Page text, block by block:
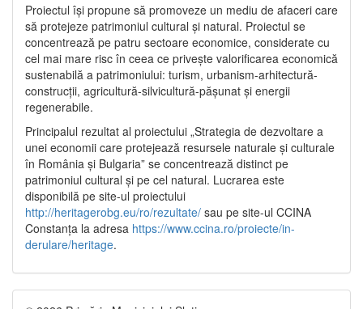
Proiectul își propune să promoveze un mediu de afaceri care
să protejeze patrimoniul cultural și natural. Proiectul se
concentrează pe patru sectoare economice, considerate cu
cel mai mare risc în ceea ce privește valorificarea economică
sustenabilă a patrimoniului: turism, urbanism-arhitectură-
construcții, agricultură-silvicultură-pășunat și energii
regenerabile.
Principalul rezultat al proiectului „Strategia de dezvoltare a
unei economii care protejează resursele naturale și culturale
în România și Bulgaria” se concentrează distinct pe
patrimoniul cultural și pe cel natural. Lucrarea este
disponibilă pe site-ul proiectului
http://heritagerobg.eu/ro/rezultate/ sau pe site-ul CCINA
Constanța la adresa https://www.ccina.ro/proiecte/in-
derulare/heritage.